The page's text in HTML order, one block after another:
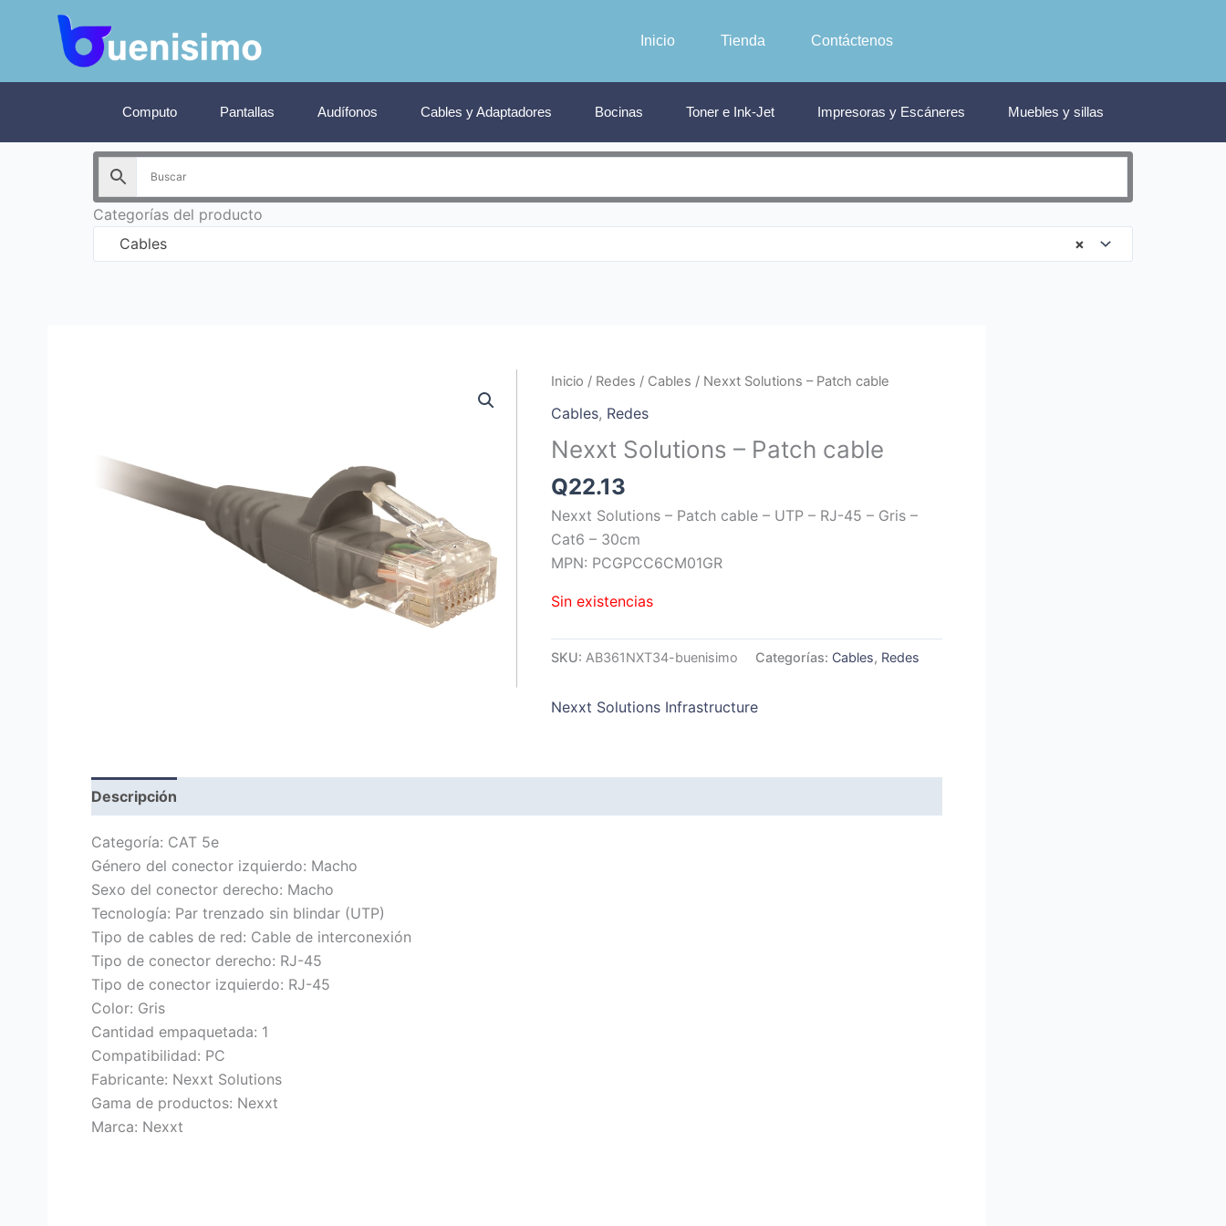
contenido
Inicio Tienda Contáctenos
Computo Pantallas Audífonos Cables y Adaptadores Bocinas Toner e Ink-Jet Impresoras y Escáneres Muebles y sillas
Categorías del producto
×
Cables
Inicio / Redes / Cables / Nexxt Solutions – Patch cable
Cables, Redes
Nexxt Solutions – Patch cable
Q22.13
Nexxt Solutions – Patch cable – UTP – RJ-45 – Gris –
Cat6 – 30cm
MPN: PCGPCC6CM01GR
Sin existencias
SKU: AB361NXT34-buenisimo Categorías: Cables, Redes
Nexxt Solutions Infrastructure
Descripción
Categoría: CAT 5e
Género del conector izquierdo: Macho
Sexo del conector derecho: Macho
Tecnología: Par trenzado sin blindar (UTP)
Tipo de cables de red: Cable de interconexión
Tipo de conector derecho: RJ-45
Tipo de conector izquierdo: RJ-45
Color: Gris
Cantidad empaquetada: 1
Compatibilidad: PC
Fabricante: Nexxt Solutions
Gama de productos: Nexxt
Marca: Nexxt